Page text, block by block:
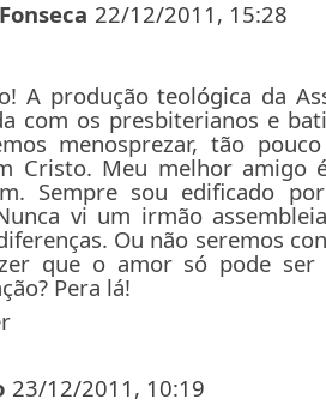
22/12/2011, 15:28
A produção teológica da
com os presbiterianos e
menosprezar, tão
Cristo. Meu melhor amigo
Sempre sou edificado
vi um irmão
Ou não seremos
que o amor só pode ser
Pera lá!
23/12/2011, 10:19